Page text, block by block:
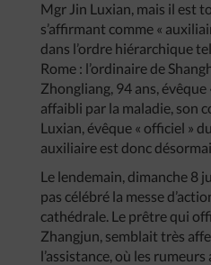
Mgr Jin Luxian, mais il est
s’affirmant comme «
dans l’ordre hiérarchique
Rome : l’ordinaire de
Zhongliang, 94 ans, évêque
affaibli par la maladie, son
Luxian, évêque « officiel »
auxiliaire est donc
Le lendemain, dimanche 8
pas célébré la messe
cathédrale. Le prêtre qui
Zhangjun, semblait très
l’assistance, où les rumeurs